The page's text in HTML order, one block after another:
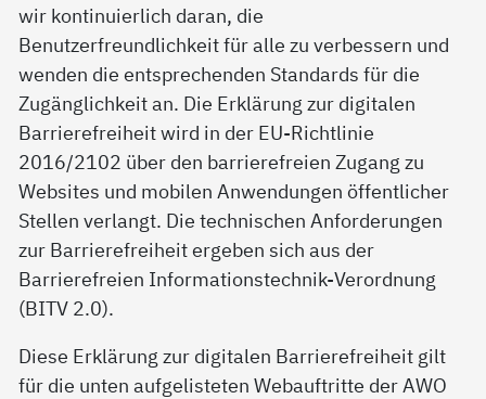
wir kontinuierlich daran, die
Benutzerfreundlichkeit für alle zu verbessern und
wenden die entsprechenden Standards für die
Zugänglichkeit an. Die Erklärung zur digitalen
Barrierefreiheit wird in der EU-Richtlinie
2016/2102 über den barrierefreien Zugang zu
Websites und mobilen Anwendungen öffentlicher
Stellen verlangt. Die technischen Anforderungen
zur Barrierefreiheit ergeben sich aus der
Barrierefreien Informationstechnik-Verordnung
(BITV 2.0).
Diese Erklärung zur digitalen Barrierefreiheit gilt
für die unten aufgelisteten Webauftritte der AWO